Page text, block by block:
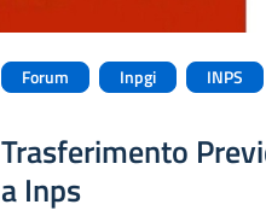
Forum Inpgi INPS
Trasferimento
a Inps